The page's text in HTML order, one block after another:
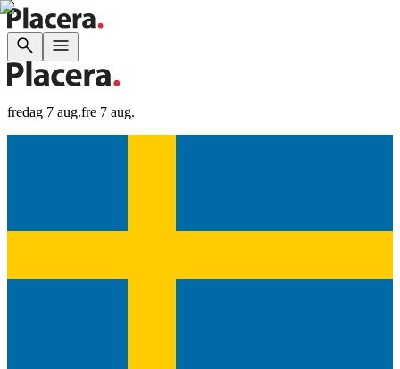
fredag 7 aug.fre 7 aug.